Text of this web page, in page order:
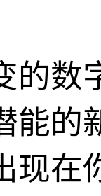
的数
能的
现在